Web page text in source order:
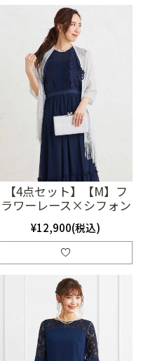
【4点セット】【M】フ
ラワーレース×シフォン
ロングドレス（ネイビ
ー）(SET3236)
¥12,900(税込)